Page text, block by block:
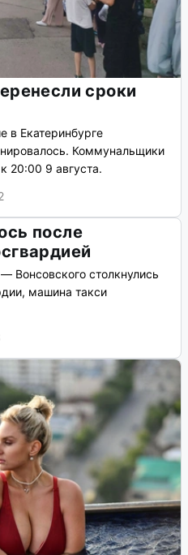
сроки
в Екатеринбурге
Коммунальщики
20:00 9 августа.
после
Вонсовского столкнулись
машина такси